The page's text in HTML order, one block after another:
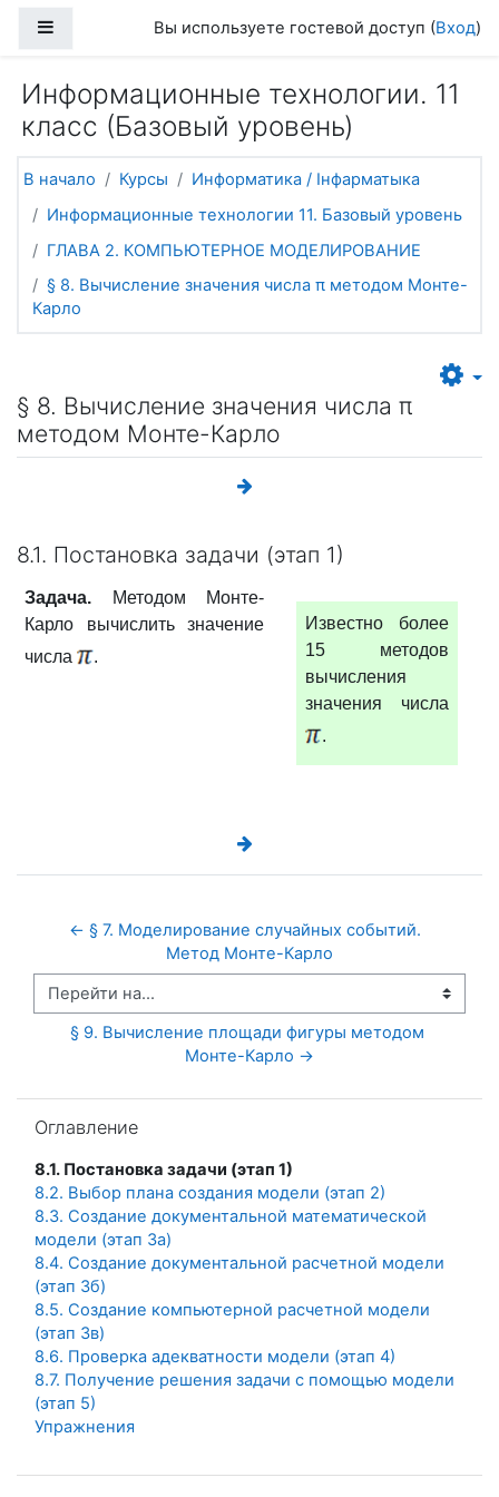
Боковая панельВы используете гостевой доступ (Вход)
Информационные технологии. 11
класс (Базовый уровень)
В начало Курсы
Информатика / Інфарматыка
Информационные технологии 11. Базовый уровень
ГЛАВА 2. КОМПЬЮТЕРНОЕ МОДЕЛИРОВАНИЕ
§ 8. Вычисление значения числа π методом Монте-
Карло
§ 8. Вычисление значения числа π
методом Монте-Карло
8.1. Постановка задачи (этап 1)
Задача. Методом Монте-
Карло вычислить значение
числа
.
Известно более
15 методов
вычисления
значения числа
.
← § 7. Моделирование случайных событий.
Метод Монте-Карло
Перейти на...
§ 9. Вычисление площади фигуры методом
Монте-Карло →
Оглавление
8.1. Постановка задачи (этап 1)
8.2. Выбор плана создания модели (этап 2)
8.3. Создание документальной математической
модели (этап 3а)
8.4. Создание документальной расчетной модели
(этап 3б)
8.5. Создание компьютерной расчетной модели
(этап 3в)
8.6. Проверка адекватности модели (этап 4)
8.7. Получение решения задачи с помощью модели
(этап 5)
Упражнения